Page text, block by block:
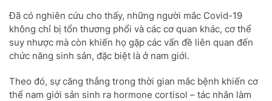
Đã có nghiên cứu cho thấy, những người mắc Covid-19
không chỉ bị tổn thương phổi và các cơ quan khác, cơ thể
suy nhược mà còn khiến họ gặp các vấn đề liên quan đến
chức năng sinh sản, đặc biệt là ở nam giới.
Theo đó, sự căng thẳng trong thời gian mắc bệnh khiến cơ
thể nam giới sản sinh ra hormone cortisol – tác nhân làm